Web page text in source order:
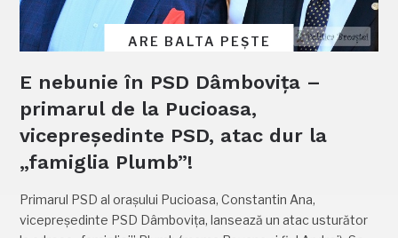
ARE BALTA PEȘTE
E nebunie în PSD Dâmbovița –
primarul de la Pucioasa,
vicepreședinte PSD, atac dur la
„famiglia Plumb”!
Primarul PSD al orașului Pucioasa, Constantin Ana,
vicepreședinte PSD Dâmbovița, lansează un atac usturător